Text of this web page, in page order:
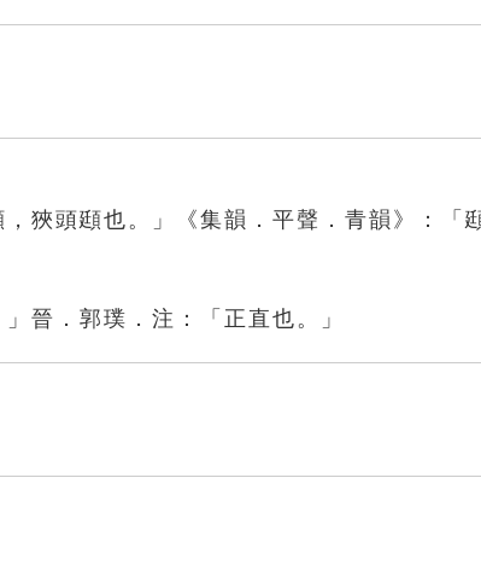
狹頭頲也。」《集韻．平聲．青韻》：「
晉．郭璞．注：「正直也。」